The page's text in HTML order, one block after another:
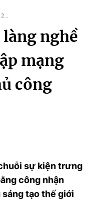
nghề
mạng
công
sự kiện trưng
công nhận
tạo thế giới